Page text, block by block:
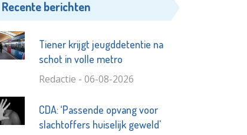
Recente berichten
Tiener krijgt jeugddetentie na
schot in volle metro
Redactie - 06-08-2026
CDA: ‘Passende opvang voor
slachtoffers huiselijk geweld'